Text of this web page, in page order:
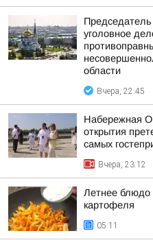
уголовное
области
Вчера, 22:45
Набережная
открытия
самых
Вчера, 23:12
Летнее блюдо
картофеля
05:11